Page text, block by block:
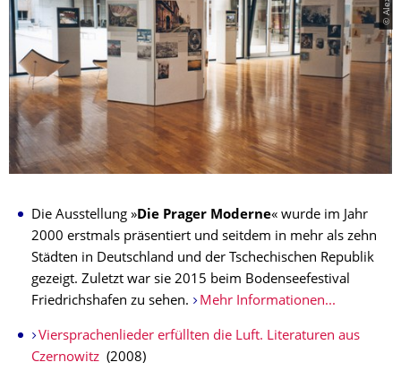
​Die Ausstellung »Die Prager Moderne« wurde im Jahr
2000 erstmals präsentiert und seitdem in mehr als zehn
Städten in Deutschland und der Tschechischen Republik
gezeigt. Zuletzt war sie 2015 beim Bodenseefestival
Friedrichshafen zu sehen.
Mehr Informationen...
Viersprachenlieder erfüllten die Luft. Literaturen aus
Czernowitz (2008)